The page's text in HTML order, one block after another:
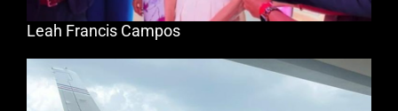
Leah Francis Campos